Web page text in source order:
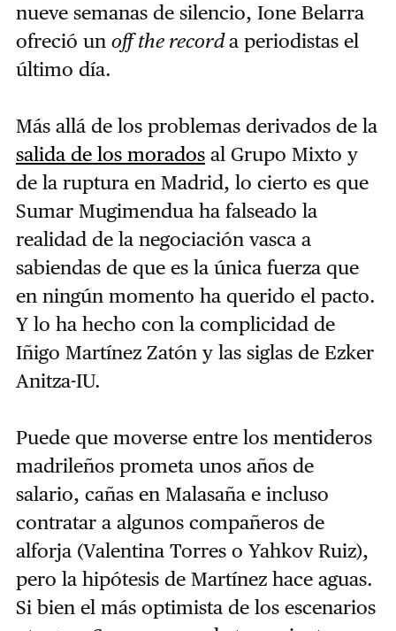
nueve semanas de silencio, Ione Belarra
ofreció un off the recorda periodistas el
último día.
Más allá de los problemas derivados de la
salida de los moradosal Grupo Mixto y
de la ruptura en Madrid, lo cierto es que
Sumar Mugimendua ha falseado la
realidad de la negociación vasca a
sabiendas de que es la única fuerza que
en ningún momento ha querido el pacto.
Y lo ha hecho con la complicidad de
Iñigo Martínez Zatón y las siglas de Ezker
Anitza-IU.
Puede que moverse entre los mentideros
madrileños prometa unos años de
salario, cañas en Malasaña e incluso
contratar a algunos compañeros de
alforja (Valentina Torres o Yahkov Ruiz),
pero la hipótesis de Martínez hace aguas.
Si bien el más optimista de los escenarios